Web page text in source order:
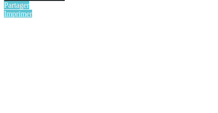
Partager
Imprimer